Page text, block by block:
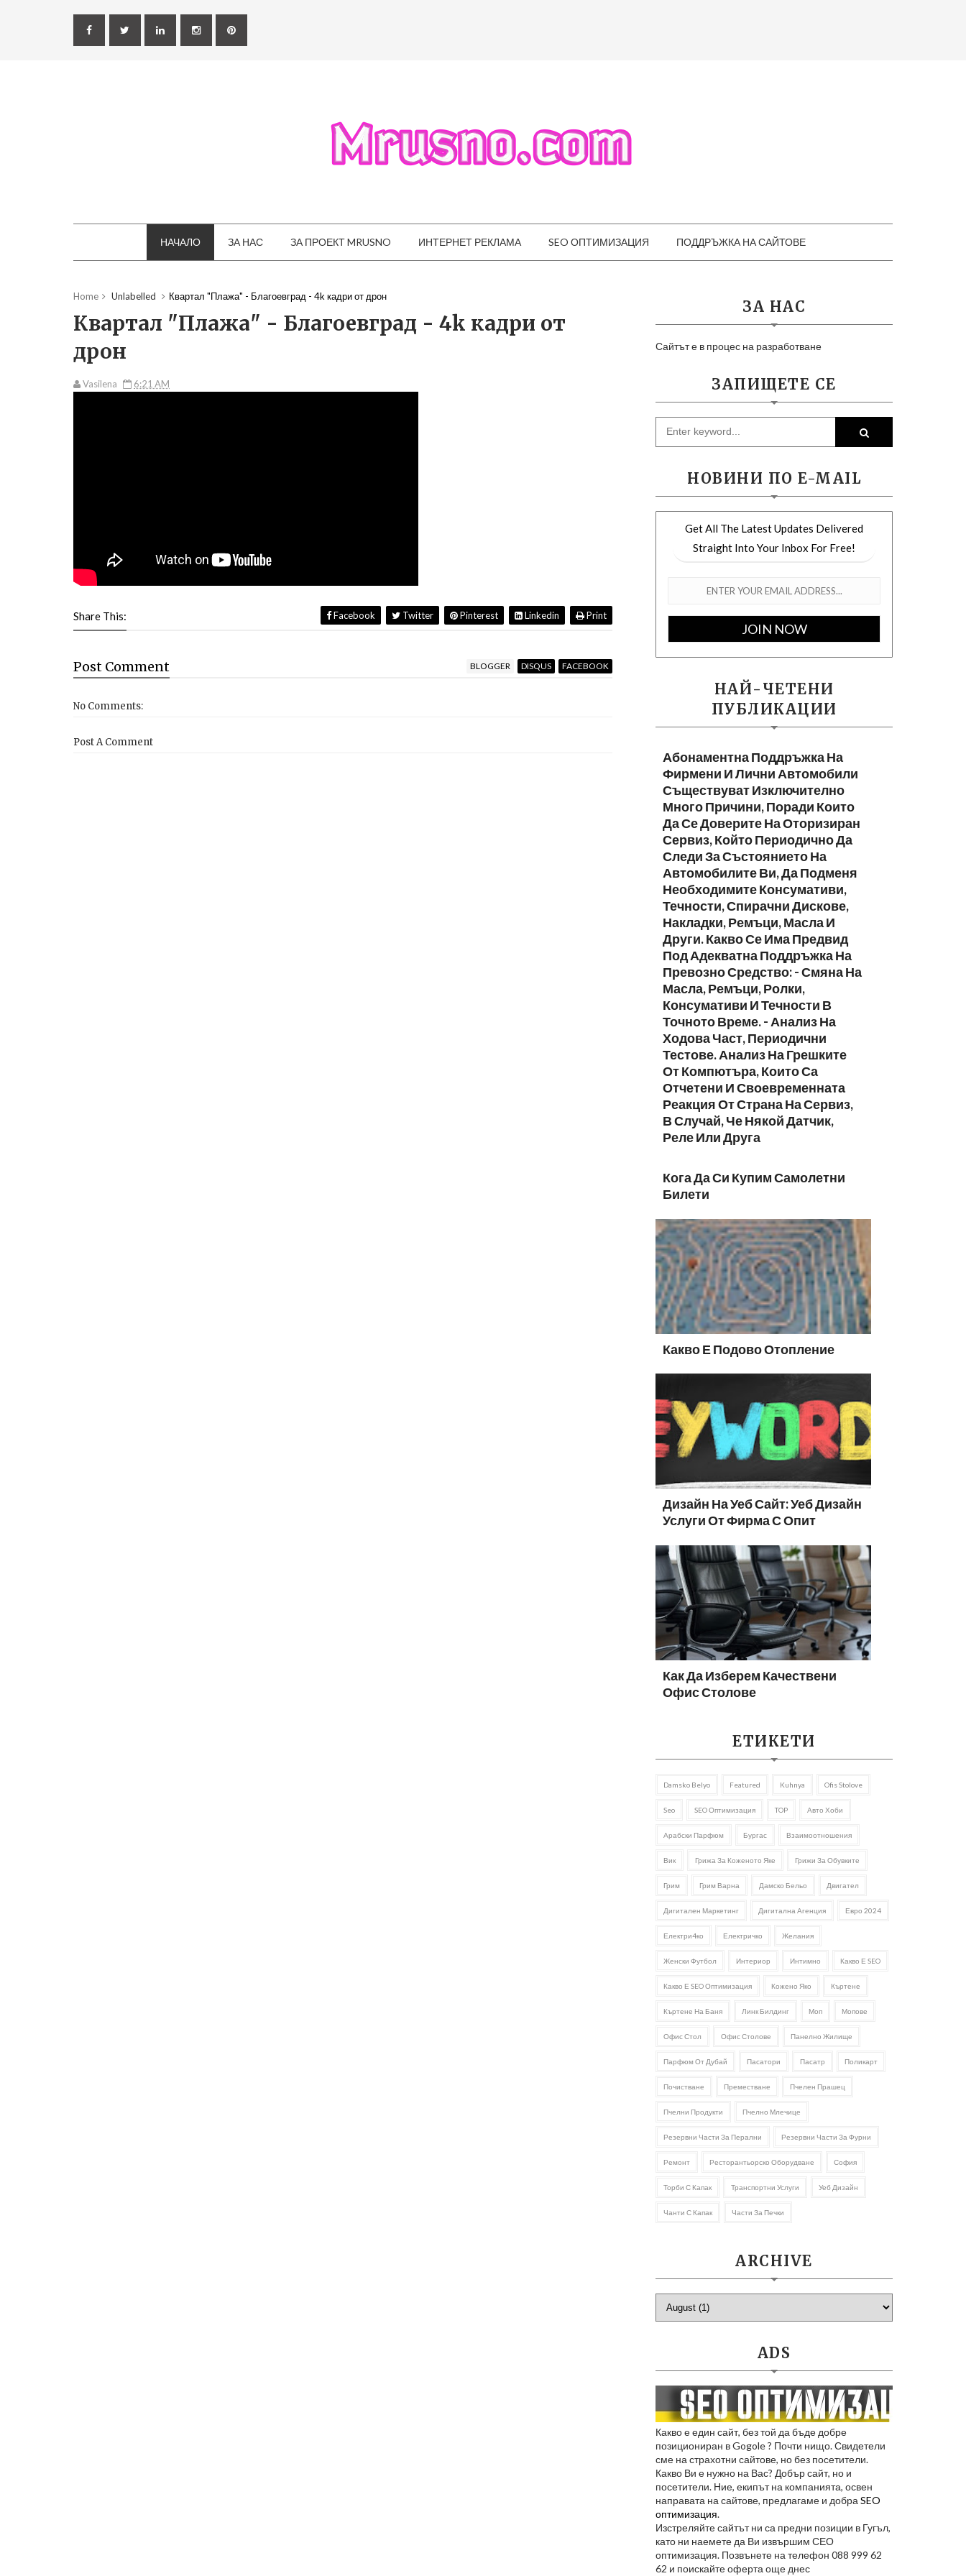
НАЧАЛО ЗА НАС ЗА ПРОЕКТ MRUSNO ИНТЕРНЕТ РЕКЛАМА SEO ОПТИМИЗАЦИЯ ПОДДРЪЖКА НА САЙТОВЕ
Home Unlabelled Квартал "Плажа" - Благоевград - 4k кадри от дрон
Квартал "Плажа" - Благоевград - 4k кадри от
дрон
Vasilena 6:21 AM
Share This: Facebook Twitter Pinterest Linkedin Print
Post Comment BLOGGER DISQUS FACEBOOK
No Comments:
Post A Comment
ЗА НАС
Сайтът е в процес на разработване
ЗАПИЩЕТЕ СЕ
НОВИНИ ПО E-MAIL
Get All The Latest Updates Delivered
Straight Into Your Inbox For Free!
НАЙ-ЧЕТЕНИ
ПУБЛИКАЦИИ
Абонаментна Поддръжка На
Фирмени И Лични Автомобили
Съществуват Изключително
Много Причини, Поради Които
Да Се Доверите На Оторизиран
Сервиз, Който Периодично Да
Следи За Състоянието На
Автомобилите Ви, Да Подменя
Необходимите Консумативи,
Течности, Спирачни Дискове,
Накладки, Ремъци, Масла И
Други. Какво Се Има Предвид
Под Адекватна Поддръжка На
Превозно Средство: - Смяна На
Масла, Ремъци, Ролки,
Консумативи И Течности В
Точното Време. - Анализ На
Ходова Част, Периодични
Тестове. Анализ На Грешките
От Компютъра, Които Са
Отчетени И Своевременната
Реакция От Страна На Сервиз,
В Случай, Че Някой Датчик,
Реле Или Друга
Кога Да Си Купим Самолетни
Билети
Какво Е Подово Отопление
Дизайн На Уеб Сайт: Уеб Дизайн
Услуги От Фирма С Опит
Как Да Изберем Качествени
Офис Столове
ЕТИКЕТИ
Damsko Belyo Featured Kuhnya Ofis Stolove
Seo SEO Оптимизация TOP Авто Хоби
Арабски Парфюм Бургас Взаимоотношения
Вик Грижа За Коженото Яке Грижи За Обувките
Грим Грим Варна Дамско Бельо Двигател
Дигитален Маркетинг Дигитална Агенция Евро 2024
Електри4ко Електричко Желания
Женски Футбол Интериор Интимно Какво Е SEO
Какво Е SEO Оптимизация Кожено Яко Къртене
Къртене На Баня Линк Билдинг Моп Мопове
Офис Стол Офис Столове Панелно Жилище
Парфюм От Дубай Пасатори Пасатр Поликарт
Почистване Преместване Пчелен Прашец
Пчелни Продукти Пчелно Млечице
Резервни Части За Перални Резервни Части За Фурни
Ремонт Ресторантьорско Оборудване София
Торби С Капак Транспортни Услуги Уеб Дизайн
Чанти С Капак Части За Печки
ARCHIVE
ADS
Какво е един сайт, без той да бъде добре
позициониран в Gogole ? Почти нищо. Свидетели
сме на страхотни сайтове, но без посетители.
Какво Ви е нужно на Вас? Добър сайт, но и
посетители. Ние, екипът на компанията, освен
направата на сайтове, предлагаме и добра SEO
оптимизация.
Изстреляйте сайтът ни са предни позиции в Гугъл,
като ни наемете да Ви извършим СЕО
оптимизация. Позвънете на телефон 088 999 62
62 и поискайте оферта още днес